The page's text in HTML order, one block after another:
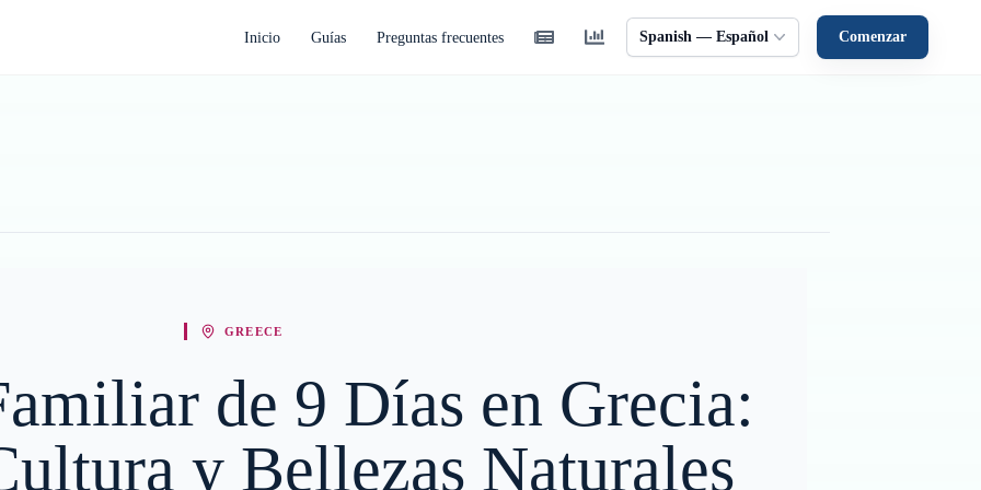
Inicio Guías Preguntas frecuentes Spanish — Español Comenzar
GREECE
de 9 Días en Grecia:
y Bellezas Naturales